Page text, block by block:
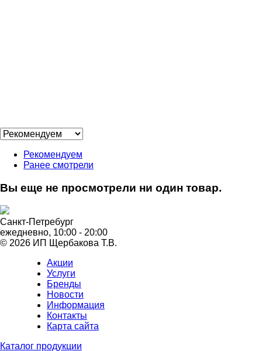
Рекомендуем
Ранее смотрели
Вы еще не просмотрели ни один товар.
Санкт-Петребург
ежедневно, 10:00 - 20:00
© 2026 ИП Щербакова Т.В.
Акции
Услуги
Бренды
Новости
Информация
Контакты
Карта сайта
Каталог продукции